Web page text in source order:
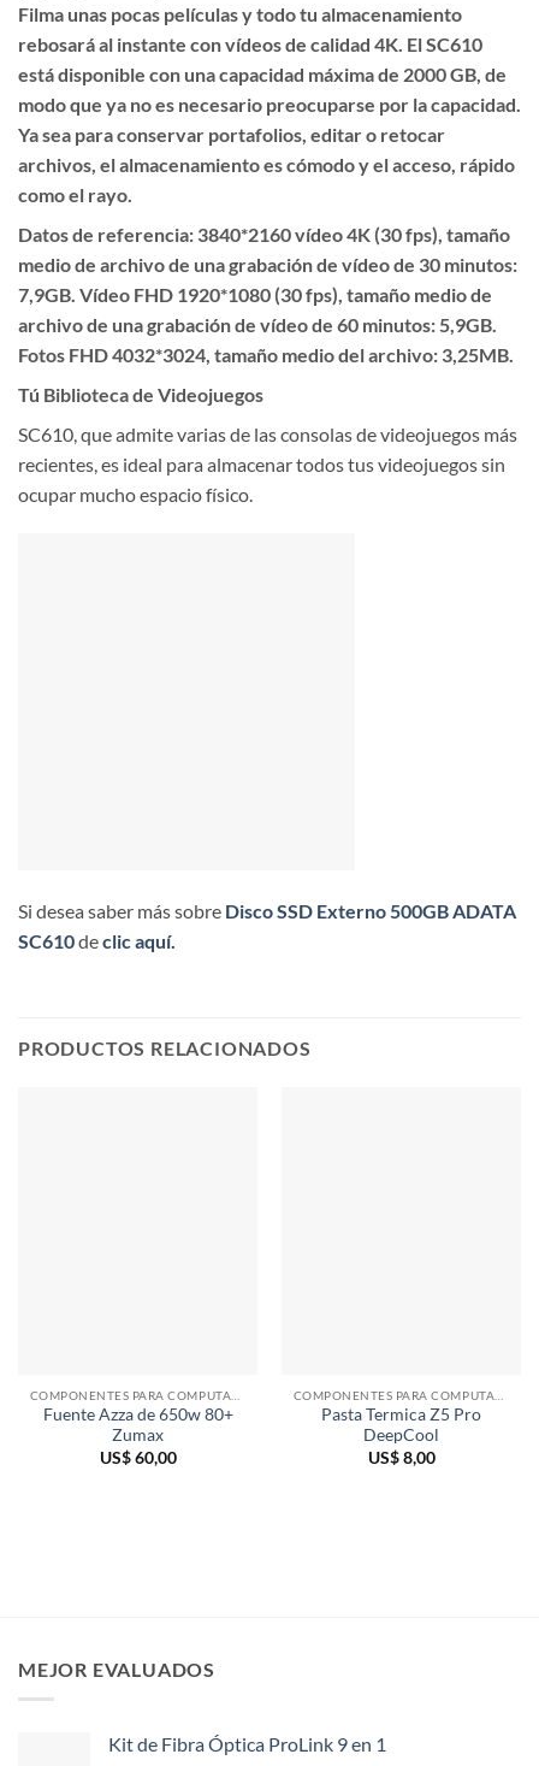
Filma unas pocas películas y todo tu almacenamiento
rebosará al instante con vídeos de calidad 4K. El SC610
está disponible con una capacidad máxima de 2000 GB, de
modo que ya no es necesario preocuparse por la capacidad.
Ya sea para conservar portafolios, editar o retocar
archivos, el almacenamiento es cómodo y el acceso, rápido
como el rayo.
Datos de referencia: 3840*2160 vídeo 4K (30 fps), tamaño
medio de archivo de una grabación de vídeo de 30 minutos:
7,9GB. Vídeo FHD 1920*1080 (30 fps), tamaño medio de
archivo de una grabación de vídeo de 60 minutos: 5,9GB.
Fotos FHD 4032*3024, tamaño medio del archivo: 3,25MB.
Tú Biblioteca de Videojuegos
SC610, que admite varias de las consolas de videojuegos más
recientes, es ideal para almacenar todos tus videojuegos sin
ocupar mucho espacio físico.
Si desea saber más sobre Disco SSD Externo 500GB ADATA
SC610declic aquí.
PRODUCTOS RELACIONADOS
Fuente Azza de 650w 80+
Zumax
US$60,00
Pasta Termica Z5 Pro
DeepCool
US$8,00
MEJOR EVALUADOS
Kit de Fibra Óptica ProLink 9 en 1